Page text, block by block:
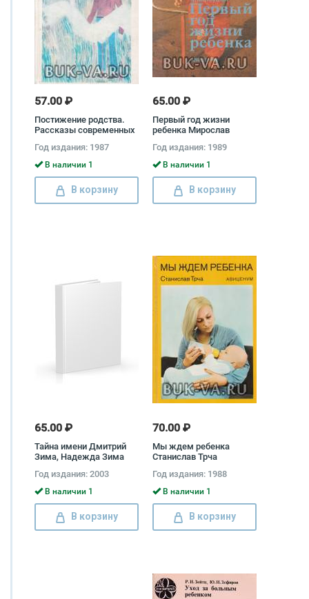
57.00 ₽
Постижение родства.
Рассказы современных
природе
Год издания: 1987
В наличии 1
В корзину
65.00 ₽
Первый год жизни
ребенка Мирослав
Год издания: 1989
В наличии 1
В корзину
65.00 ₽
Тайна имени Дмитрий
Зима, Надежда Зима
Год издания: 2003
В наличии 1
В корзину
70.00 ₽
Мы ждем ребенка
Станислав Трча
Год издания: 1988
В наличии 1
В корзину